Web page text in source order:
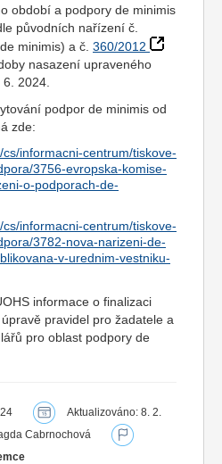
období a podpory de minimis
původních nařízení č.
minimis) a č. 360/2012
nasazení upraveného
2024.
podpor de minimis od
zde:
informacni-centrum/tiskove-
3756-evropska-komise-
o-podporach-de-
informacni-centrum/tiskove-
3782-nova-narizeni-de-
v-urednim-vestniku-
informace o finalizaci
pravidel pro žadatele a
pro oblast podpory de
Aktualizováno: 8. 2.
Cabrnochová